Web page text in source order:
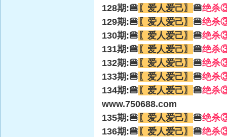
128期:🍔 〖爱人爱己〗 🍔绝杀
129期:🍔 〖爱人爱己〗 🍔绝杀
130期:🍔 〖爱人爱己〗 🍔绝杀
131期:🍔 〖爱人爱己〗 🍔绝杀
132期:🍔 〖爱人爱己〗 🍔绝杀
133期:🍔 〖爱人爱己〗 🍔绝杀
134期:🍔 〖爱人爱己〗 🍔绝杀
www.750688.com
135期:🍔 〖爱人爱己〗 🍔绝杀
136期:🍔 〖爱人爱己〗 🍔绝杀